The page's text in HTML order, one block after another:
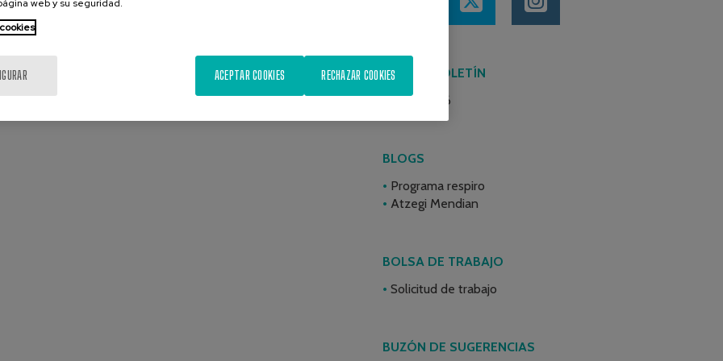
ÚLTIMO BOLETÍN
Junio 2026
BLOGS
Programa respiro
Atzegi Mendian
BOLSA DE TRABAJO
Solicitud de trabajo
BUZÓN DE SUGERENCIAS
web y su seguridad.
RECHAZAR COOKIES
ACEPTAR COOKIES